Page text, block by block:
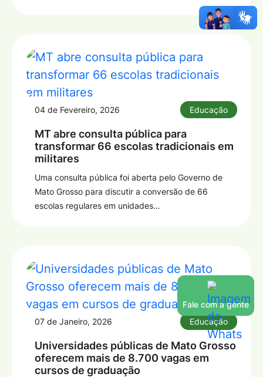
04 de Fevereiro, 2026 Educação
MT abre consulta pública para
transformar 66 escolas tradicionais em
militares
Uma consulta pública foi aberta pelo Governo de
Mato Grosso para discutir a conversão de 66
escolas regulares em unidades…
07 de Janeiro, 2026 Educação
Universidades públicas de Mato Grosso
oferecem mais de 8.700 vagas em
cursos de graduação
Fale com a gente